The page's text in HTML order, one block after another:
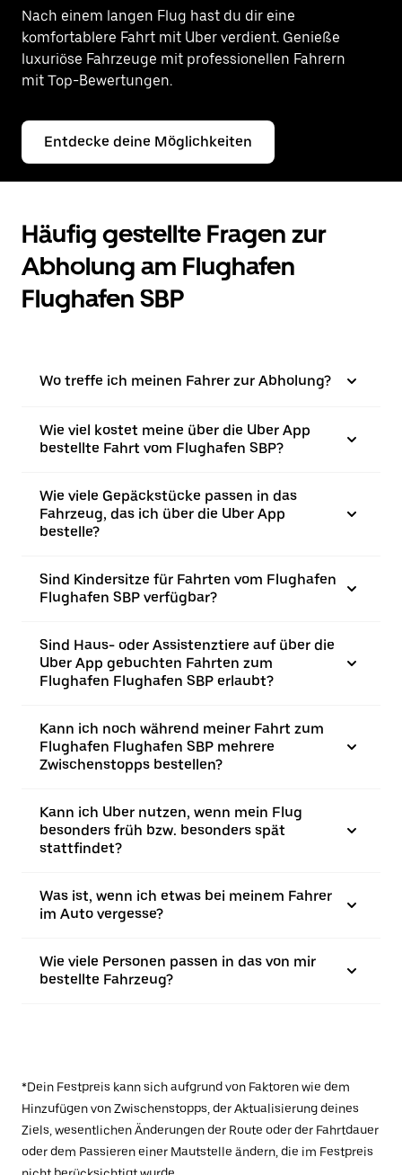
Nach einem langen Flug hast du dir eine
komfortablere Fahrt mit Uber verdient. Genieße
luxuriöse Fahrzeuge mit professionellen Fahrern
mit Top-Bewertungen.
Entdecke deine Möglichkeiten
Häufig gestellte Fragen zur
Abholung am Flughafen
Flughafen SBP
Wo treffe ich meinen Fahrer zur Abholung?
Wie viel kostet meine über die Uber App
bestellte Fahrt vom Flughafen SBP?
Wie viele Gepäckstücke passen in das
Fahrzeug, das ich über die Uber App
bestelle?
Sind Kindersitze für Fahrten vom Flughafen
Flughafen SBP verfügbar?
Sind Haus- oder Assistenztiere auf über die
Uber App gebuchten Fahrten zum
Flughafen Flughafen SBP erlaubt?
Kann ich noch während meiner Fahrt zum
Flughafen Flughafen SBP mehrere
Zwischenstopps bestellen?
Kann ich Uber nutzen, wenn mein Flug
besonders früh bzw. besonders spät
stattfindet?
Was ist, wenn ich etwas bei meinem Fahrer
im Auto vergesse?
Wie viele Personen passen in das von mir
bestellte Fahrzeug?
*Dein Festpreis kann sich aufgrund von Faktoren wie dem
Hinzufügen von Zwischenstopps, der Aktualisierung deines
Ziels, wesentlichen Änderungen der Route oder der Fahrtdauer
oder dem Passieren einer Mautstelle ändern, die im Festpreis